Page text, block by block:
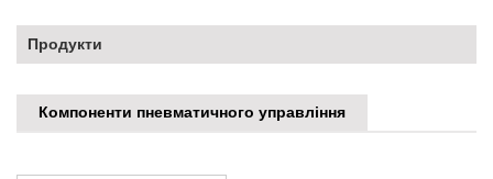
Продукти
Компоненти пневматичного управління